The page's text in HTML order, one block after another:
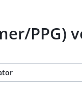
PPG)